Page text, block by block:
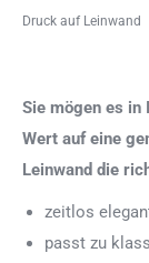
Druck auf Leinwand
Sie mögen es in
Wert auf eine
Leinwand die
zeitlos
passt zu